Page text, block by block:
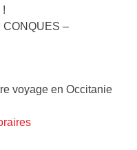
!
CONQUES –
voyage en Occitanie